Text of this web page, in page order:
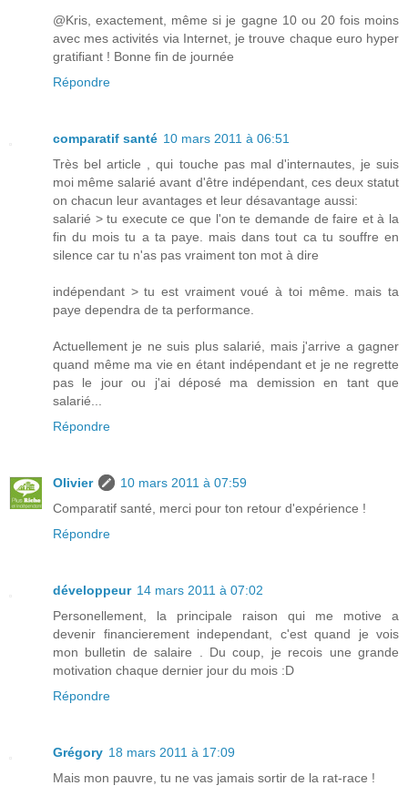
@Kris, exactement, même si je gagne 10 ou 20 fois moins
avec mes activités via Internet, je trouve chaque euro hyper
gratifiant ! Bonne fin de journée
Répondre
comparatif santé 10 mars 2011 à 06:51
Très bel article , qui touche pas mal d'internautes, je suis
moi même salarié avant d'être indépendant, ces deux statut
on chacun leur avantages et leur désavantage aussi:
salarié > tu execute ce que l'on te demande de faire et à la
fin du mois tu a ta paye. mais dans tout ca tu souffre en
silence car tu n'as pas vraiment ton mot à dire
indépendant > tu est vraiment voué à toi même. mais ta
paye dependra de ta performance.
Actuellement je ne suis plus salarié, mais j'arrive a gagner
quand même ma vie en étant indépendant et je ne regrette
pas le jour ou j'ai déposé ma demission en tant que
salarié...
Répondre
Olivier
10 mars 2011 à 07:59
Comparatif santé, merci pour ton retour d'expérience !
Répondre
développeur 14 mars 2011 à 07:02
Personellement, la principale raison qui me motive a
devenir financierement independant, c'est quand je vois
mon bulletin de salaire . Du coup, je recois une grande
motivation chaque dernier jour du mois :D
Répondre
Grégory 18 mars 2011 à 17:09
Mais mon pauvre, tu ne vas jamais sortir de la rat-race !